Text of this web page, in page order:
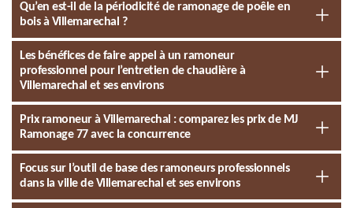
Qu’en est-il de la périodicité de ramonage de poêle en
bois à Villemarechal ?
Les bénéfices de faire appel à un ramoneur
professionnel pour l’entretien de chaudière à
Villemarechal et ses environs
Prix ramoneur à Villemarechal : comparez les prix de MJ
Ramonage 77 avec la concurrence
Focus sur l’outil de base des ramoneurs professionnels
dans la ville de Villemarechal et ses environs